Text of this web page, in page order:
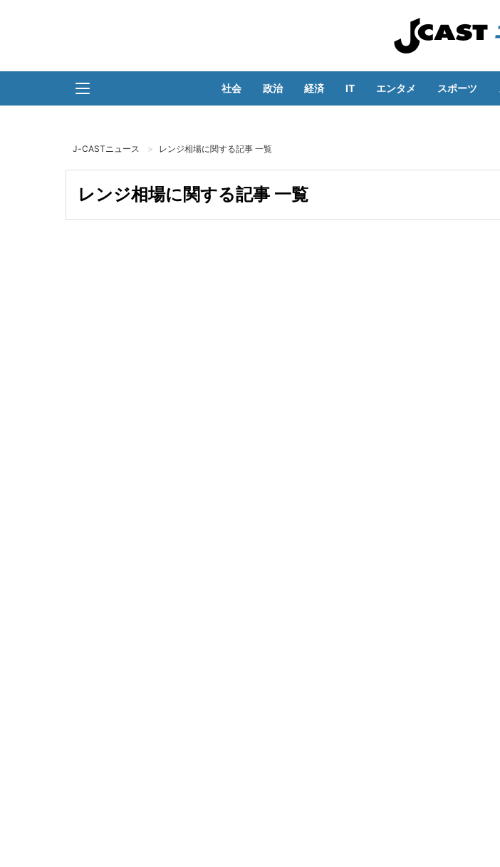
社会 政治 経済 IT エンタメ スポーツ
J-CASTニュース レンジ相場に関する記事 一覧
レンジ相場に関する記事 一覧